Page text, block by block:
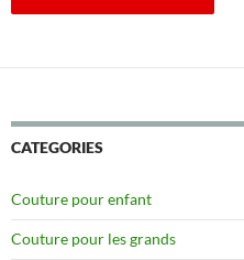
CATEGORIES
Couture pour enfant
Couture pour les grands